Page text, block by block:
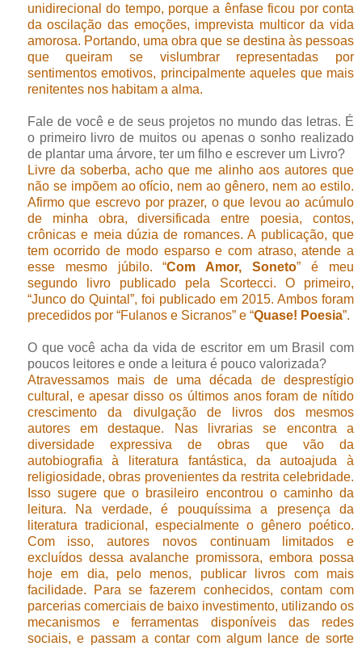
unidirecional do tempo, porque a ênfase ficou por conta
da oscilação das emoções, imprevista multicor da vida
amorosa. Portando, uma obra que se destina às pessoas
que queiram se vislumbrar representadas por
sentimentos emotivos, principalmente aqueles que mais
renitentes nos habitam a alma.
Fale de você e de seus projetos no mundo das letras. É
o primeiro livro de muitos ou apenas o sonho realizado
de plantar uma árvore, ter um filho e escrever um Livro?
Livre da soberba, acho que me alinho aos autores que
não se impõem ao ofício, nem ao gênero, nem ao estilo.
Afirmo que escrevo por prazer, o que levou ao acúmulo
de minha obra, diversificada entre poesia, contos,
crônicas e meia dúzia de romances. A publicação, que
tem ocorrido de modo esparso e com atraso, atende a
esse mesmo júbilo. “Com Amor, Soneto” é meu
segundo livro publicado pela Scortecci. O primeiro,
“Junco do Quintal”, foi publicado em 2015. Ambos foram
precedidos por “Fulanos e Sicranos” e “Quase! Poesia”.
O que você acha da vida de escritor em um Brasil com
poucos leitores e onde a leitura é pouco valorizada?
Atravessamos mais de uma década de desprestígio
cultural, e apesar disso os últimos anos foram de nítido
crescimento da divulgação de livros dos mesmos
autores em destaque. Nas livrarias se encontra a
diversidade expressiva de obras que vão da
autobiografia à literatura fantástica, da autoajuda à
religiosidade, obras provenientes da restrita celebridade.
Isso sugere que o brasileiro encontrou o caminho da
leitura. Na verdade, é pouquíssima a presença da
literatura tradicional, especialmente o gênero poético.
Com isso, autores novos continuam limitados e
excluídos dessa avalanche promissora, embora possa
hoje em dia, pelo menos, publicar livros com mais
facilidade. Para se fazerem conhecidos, contam com
parcerias comerciais de baixo investimento, utilizando os
mecanismos e ferramentas disponíveis das redes
sociais, e passam a contar com algum lance de sorte